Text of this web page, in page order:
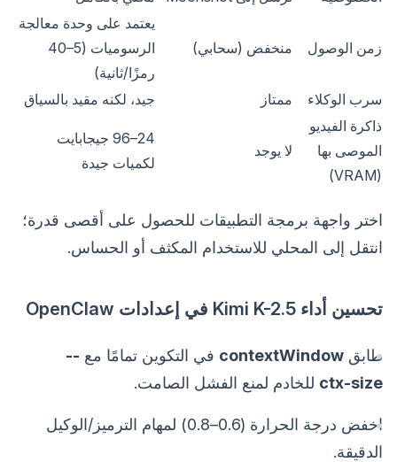
زمن الوصول منخفض (سحابي)
رمزًا/ثانية)
سرب الوكلاء
ممتاز
جيد، لكنه مقيد بالسياق
(VRAM)
لا يوجد
لكميات جيدة
اختر واجهة برمجة التطبيقات للحصول على أقصى قدرة؛
انتقل إلى المحلي للاستخدام المكثف أو الحساس.
تحسين أداء Kimi K-2.5 في إعدادات OpenClaw
طابق contextWindow في التكوين تمامًا مع --
ctx-size للخادم لمنع الفشل الصامت.
اخفض درجة الحرارة (0.6–0.8) لمهام الترميز/الوكيل
الدقيقة.